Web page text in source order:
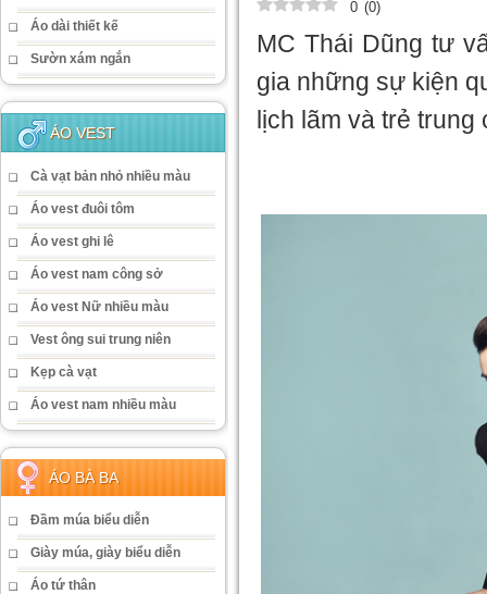
Áo dài thiết kế
Sườn xám ngắn
ÁO VEST
Cà vạt bản nhỏ nhiều màu
Áo vest đuôi tôm
Áo vest ghi lê
Áo vest nam công sở
Áo vest Nữ nhiều màu
Vest ông sui trung niên
Kẹp cà vạt
Áo vest nam nhiều màu
ÁO BÀ BA
Đầm múa biểu diễn
Giày múa, giày biểu diễn
Áo tứ thân
0 (0)
MC Thái Dũng tư
gia những sự kiện
lịch lãm và trẻ